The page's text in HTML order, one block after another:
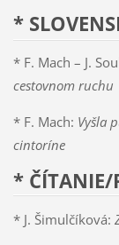
*
* F. Mach – J.
cestovnom ruchu
* F. Mach: Vyšla
cintoríne
* ČÍTANIE/
* J. Šimulčíková: